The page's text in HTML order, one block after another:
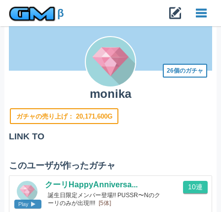
β
26個のガチャ
monika
ガチャの売り上げ： 20,171,600G
LINK TO
このユーザが作ったガチャ
Play
クーリHappyAnniversa...
誕生日限定メンバー登場!! PUSSR〜Nのク
ーリのみが出現!!!!
[5体]
10連